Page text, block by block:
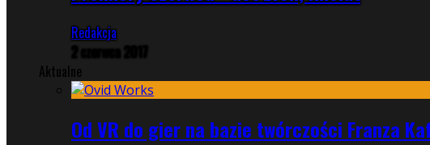
Redakcja
2 czerwca 2017
Aktualne
Od VR do gier na bazie twórczości Franza